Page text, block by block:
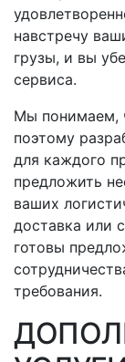
навстречу
грузы, и вы
сервиса.
Мы понимаем,
поэтому
для каждого
предложить
ваших
доставка или
готовы
требования.